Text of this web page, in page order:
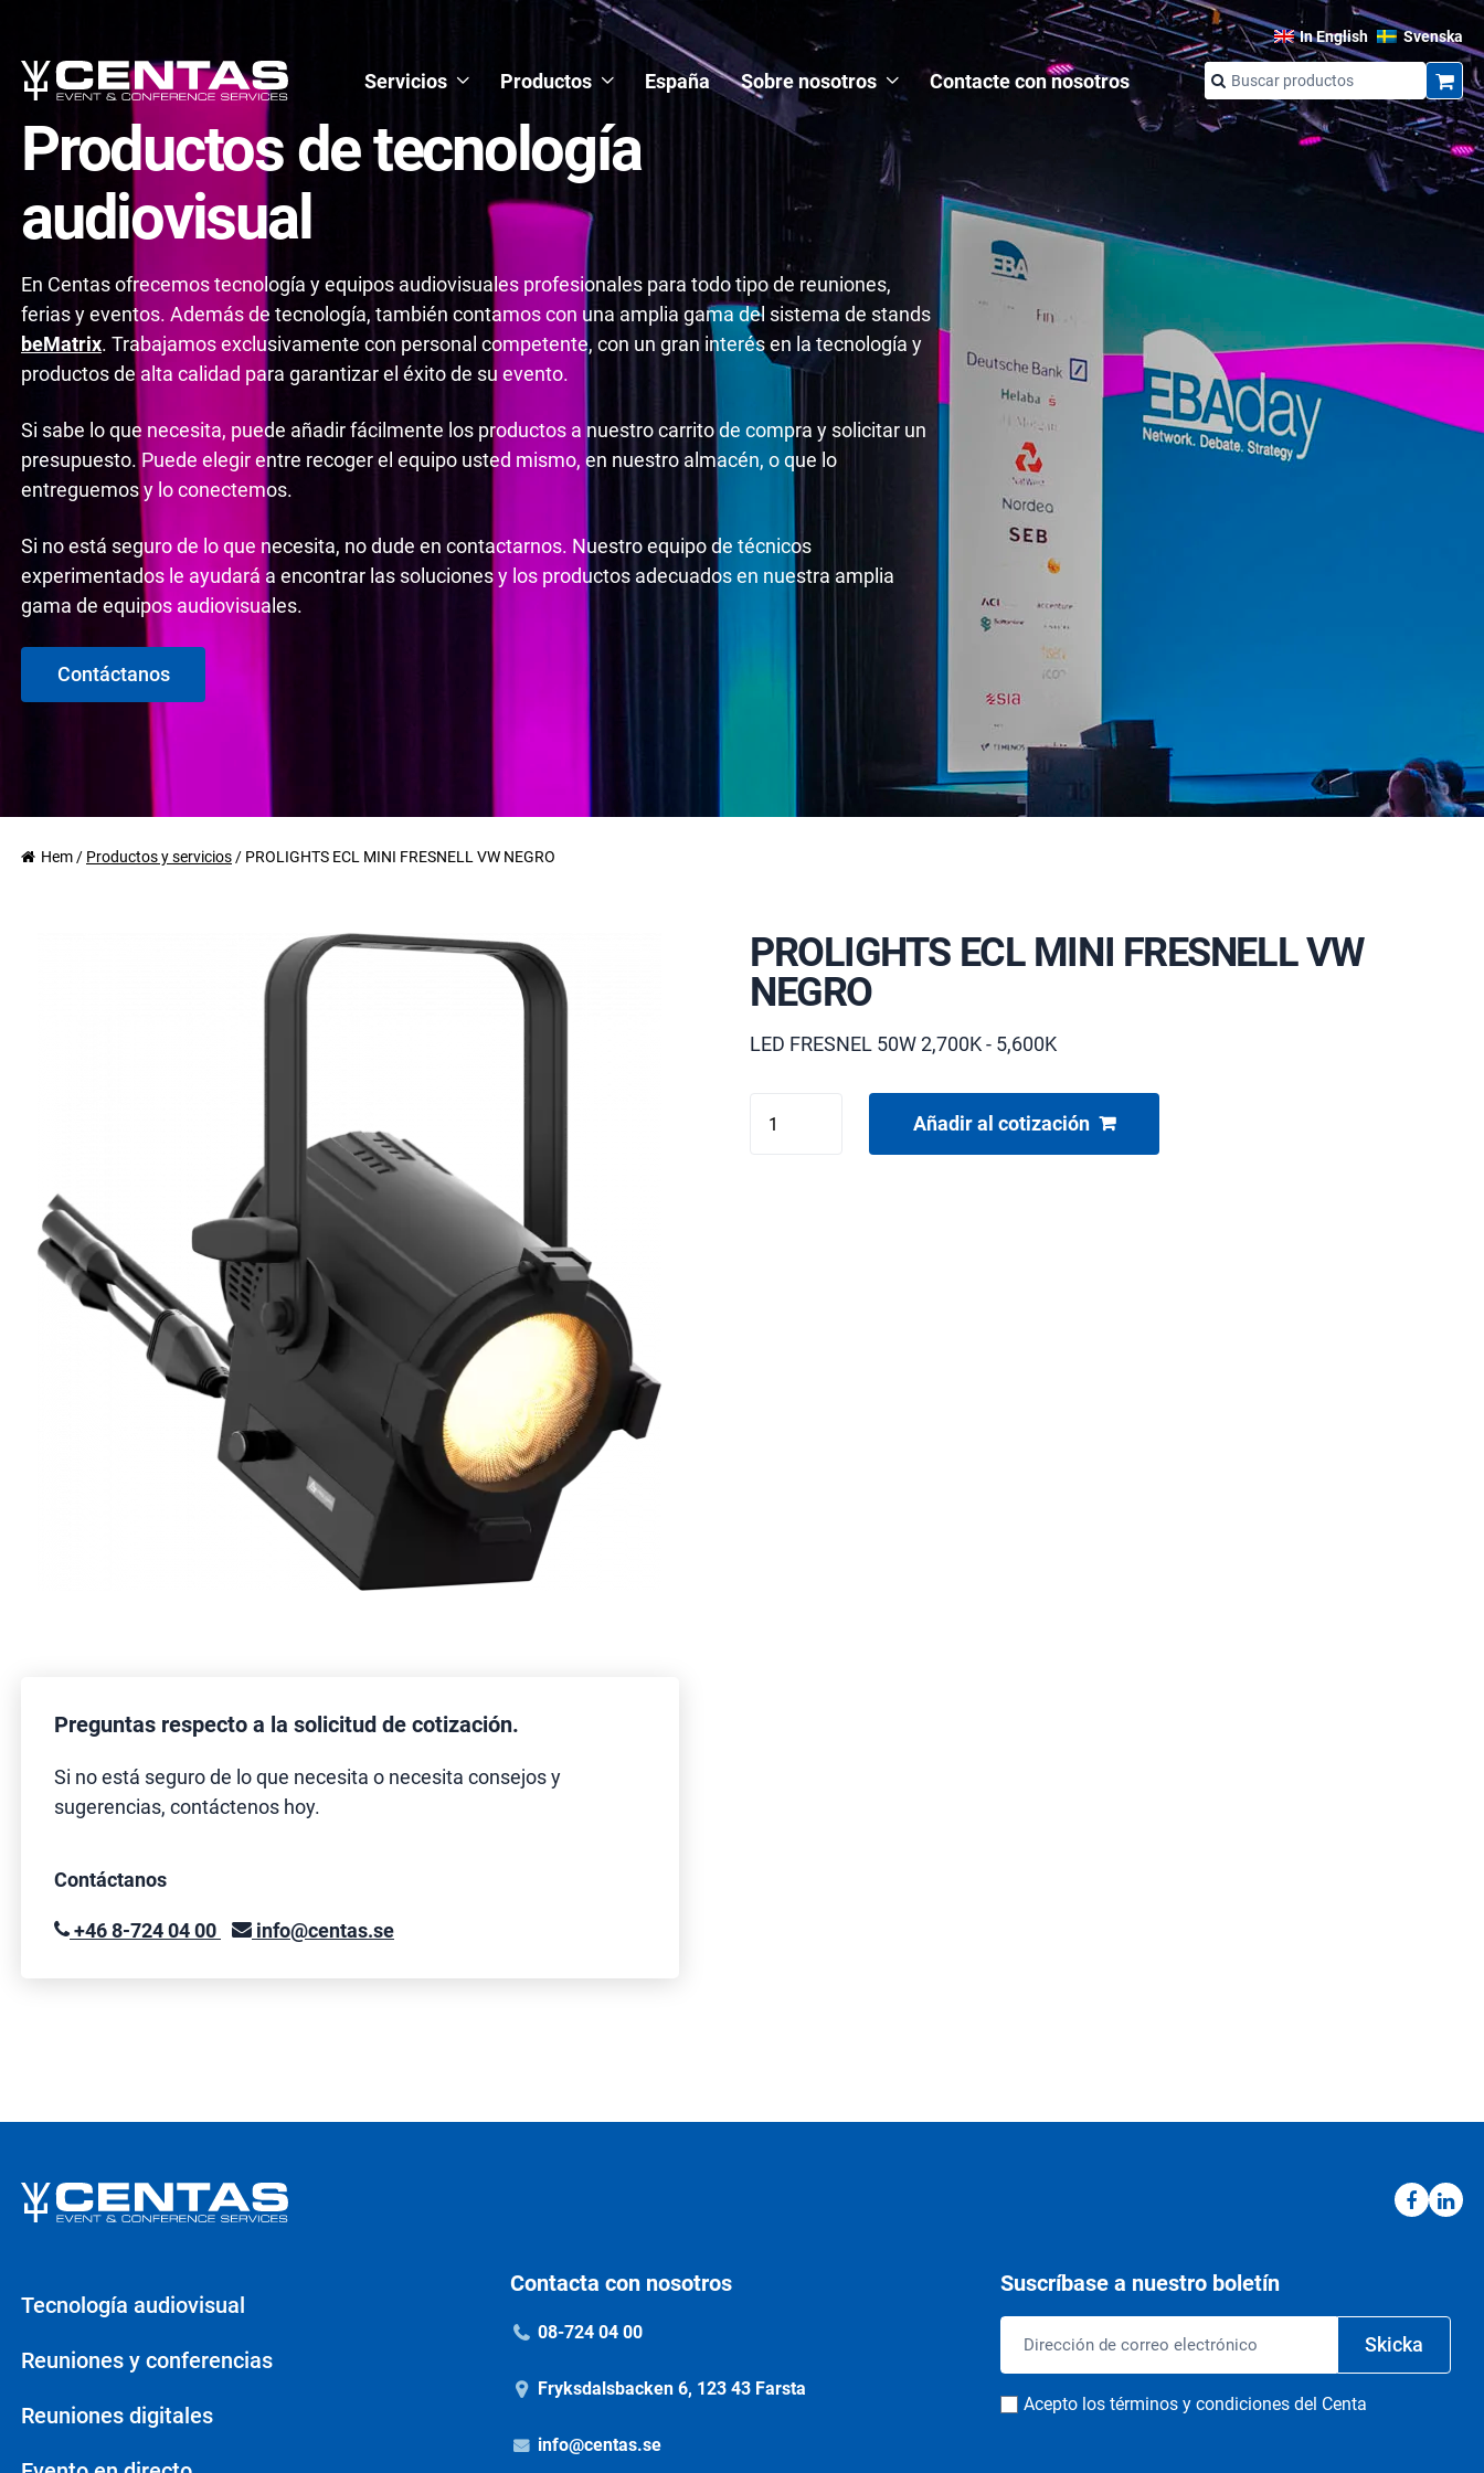
In English Svenska
Servicios Productos España Sobre nosotros Contacte con nosotros
Productos de tecnología
audiovisual
En Centas ofrecemos tecnología y equipos audiovisuales profesionales para todo tipo de reuniones,
ferias y eventos. Además de tecnología, también contamos con una amplia gama del sistema de stands
beMatrix. Trabajamos exclusivamente con personal competente, con un gran interés en la tecnología y
productos de alta calidad para garantizar el éxito de su evento.
Si sabe lo que necesita, puede añadir fácilmente los productos a nuestro carrito de compra y solicitar un
presupuesto. Puede elegir entre recoger el equipo usted mismo, en nuestro almacén, o que lo
entreguemos y lo conectemos.
Si no está seguro de lo que necesita, no dude en contactarnos. Nuestro equipo de técnicos
experimentados le ayudará a encontrar las soluciones y los productos adecuados en nuestra amplia
gama de equipos audiovisuales.
Contáctanos
Hem / Productos y servicios / PROLIGHTS ECL MINI FRESNELL VW NEGRO
Preguntas respecto a la solicitud de cotización.
Si no está seguro de lo que necesita o necesita consejos y
sugerencias, contáctenos hoy.
Contáctanos
+46 8-724 04 00 info@centas.se
PROLIGHTS ECL MINI FRESNELL VW
NEGRO
LED FRESNEL 50W 2,700K - 5,600K
ECL
Añadir al cotización
Tecnología audiovisual
Reuniones y conferencias
Reuniones digitales
Contacta con nosotros
08-724 04 00
Fryksdalsbacken 6, 123 43 Farsta
info@centas.se
Suscríbase a nuestro boletín
electrónico
Skicka
Consentimiento
Acepto los términos y condiciones del Centa